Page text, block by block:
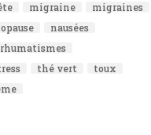
migraine
migraines
nausées
rhumatismes
thé vert
toux